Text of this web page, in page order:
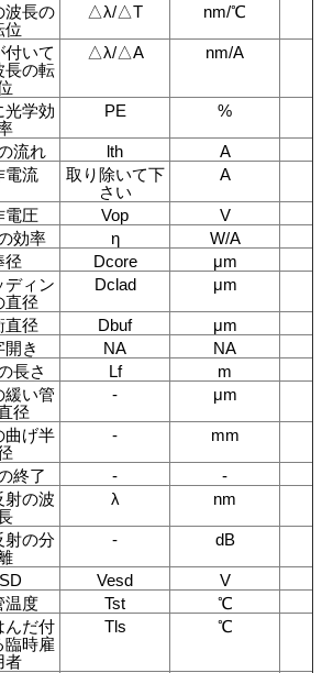
波長の
位
△λ/△T nm/℃
付いて
長の転
△λ/△A nm/A
光学効
PE %
流れ lth
A
電流
取り除いて下
さい
A
電圧 Vop
V
効率
η
W/A
径 Dcore
μm
ディン
直径
Dclad μm
直径 Dbuf
μm
開き
NA
NA
長さ
Lf
m
緩い管
径
- μm
曲げ半
- mm
終了 -
-
射の波
λ nm
射の分
- dB
Vesd
V
温度
Tst
℃
んだ付
臨時雇
者
Tls ℃